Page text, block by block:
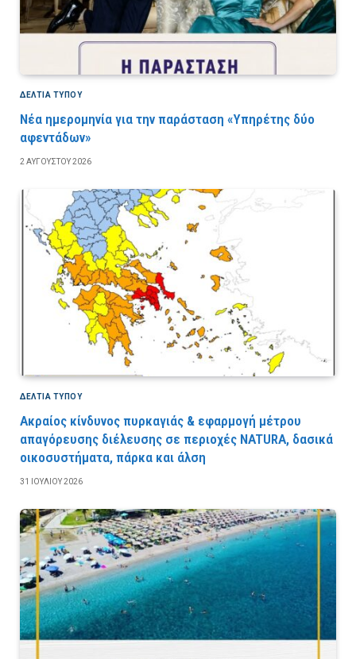
ΔΕΛΤΙΑ ΤΥΠΟΥ
Νέα ημερομηνία για την παράσταση «Υπηρέτης δύο
αφεντάδων»
2 ΑΥΓΟΎΣΤΟΥ 2026
ΔΕΛΤΙΑ ΤΥΠΟΥ
Ακραίος κίνδυνος πυρκαγιάς & εφαρμογή μέτρου
απαγόρευσης διέλευσης σε περιοχές NATURA, δασικά
οικοσυστήματα, πάρκα και άλση
31 ΙΟΥΛΊΟΥ 2026